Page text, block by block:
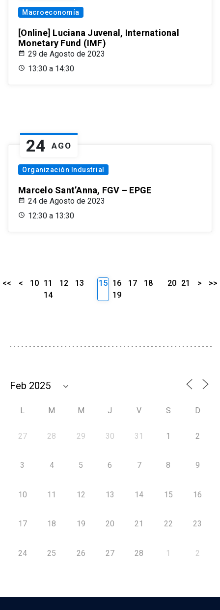
Macroeconomía
[Online] Luciana Juvenal, International
Monetary Fund (IMF)
29 de Agosto de 2023
13:30 a 14:30
24 AGO
Organización Industrial
Marcelo Sant’Anna, FGV – EPGE
24 de Agosto de 2023
12:30 a 13:30
<< < 10 11 12
13
14
15 16 17
18
19
20 21 > >>
L M M J V S D
27 28 29 30 31 1 2
3 4 5 6 7 8 9
10 11 12 13 14 15 16
17 18 19 20 21 22 23
24 25 26 27 28 1 2